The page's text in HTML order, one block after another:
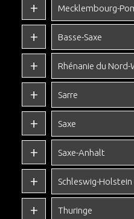
Mecklembourg-
Basse-Saxe
Rhénanie du
Sarre
Saxe
Saxe-Anhalt
Schleswig-Holstein
Thuringe